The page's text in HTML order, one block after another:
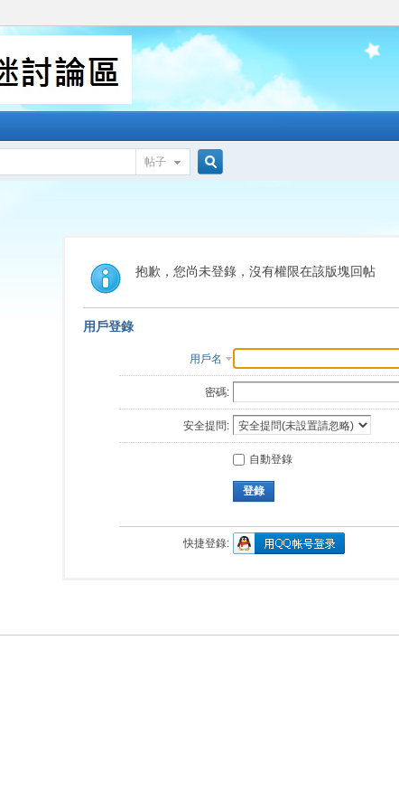
帖子
索
抱歉，您尚未登錄，沒有權限在該版塊回帖
用戶登錄
用戶名
密碼:
安全提問:
自動登錄
登錄
快捷登錄: